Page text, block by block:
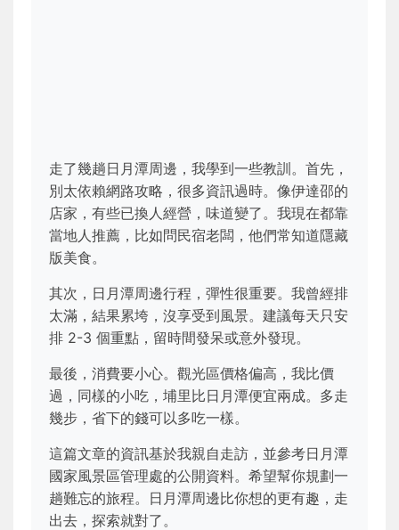
走了幾趟日月潭周邊，我學到一些教訓。首先，
別太依賴網路攻略，很多資訊過時。像伊達邵的
店家，有些已換人經營，味道變了。我現在都靠
當地人推薦，比如問民宿老闆，他們常知道隱藏
版美食。
其次，日月潭周邊行程，彈性很重要。我曾經排
太滿，結果累垮，沒享受到風景。建議每天只安
排 2-3 個重點，留時間發呆或意外發現。
最後，消費要小心。觀光區價格偏高，我比價
過，同樣的小吃，埔里比日月潭便宜兩成。多走
幾步，省下的錢可以多吃一樣。
這篇文章的資訊基於我親自走訪，並參考日月潭
國家風景區管理處的公開資料。希望幫你規劃一
趟難忘的旅程。日月潭周邊比你想的更有趣，走
出去，探索就對了。